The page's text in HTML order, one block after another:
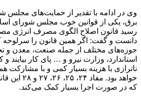
وی در ادامه با تقدیر از حمایت‌های
برق، یکی از قوانین خوب مجلس شورای
دانست و گفت: اگر همین قانون را سرلوحه
حوزه‌های مختلف از جمله صنعت، معدن و
استاندارد، وزارت نیرو و … پای کار بیایند
ناترازی با هزینه بسیار کمی و با مشارکت
خواهد بود.
که در صورت اجرا بسیار کمک می‌کند.